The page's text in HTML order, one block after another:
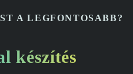
A LEGFONTOSABB?
készítés